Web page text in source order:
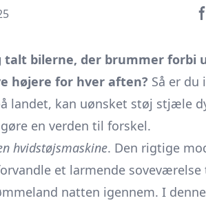
talt bilerne, der brummer forbi
højere for hver aften? Så er du
landet, kan uønsket støj stjæle
en verden til forskel.
hvidstøjsmaskine. Den rigtige
et larmende
natten igennem. I